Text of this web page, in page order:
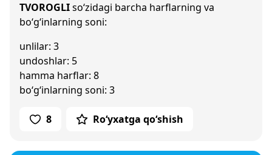
TVOROGLIso‘zidagi barcha harflarning va
bo‘g‘inlarning soni:
unlilar: 3
undoshlar: 5
hamma harflar: 8
bo‘g‘inlarning soni: 3
8 Ro‘yxatga qo‘shish